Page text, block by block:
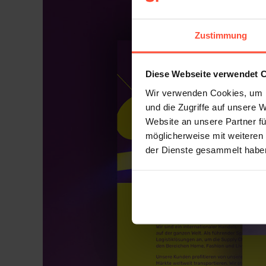
Zustimmung
Diese Webseite verwendet
Wir verwenden Cookies,
und die Zugriffe auf unsere
Website an unsere Partner
möglicherweise mit
der Dienste gesammelt